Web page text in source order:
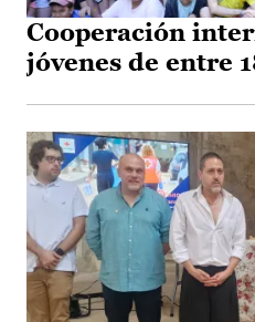
Cooperación
jóvenes de entre